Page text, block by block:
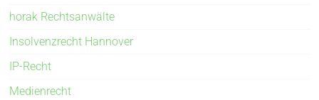
horak Rechtsanwälte
Insolvenzrecht Hannover
IP-Recht
Medienrecht